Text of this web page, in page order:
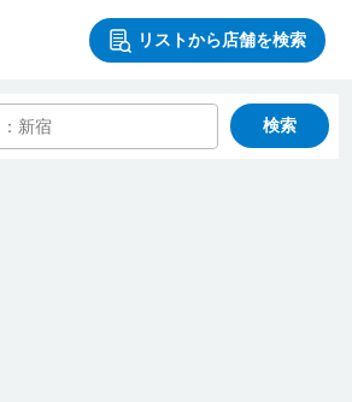
リストから店舗を検索
検索